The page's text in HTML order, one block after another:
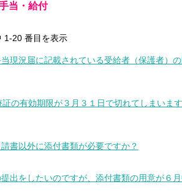
当・給付
1-20 番目を表示
現況届に記載されている受給者（保護者）
の有効期限が３月３１日で切れてしまいま
書以外に添付書類が必要ですか？
出をしたいのですが、添付書類の用意が６